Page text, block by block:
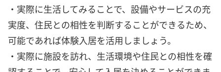
・実際に生活してみることで、設備やサービスの充
実度、住民との相性を判断することができるため、
可能であれば体験入居を活用しましょう。
・実際に施設を訪れ、生活環境や住民との相性を確